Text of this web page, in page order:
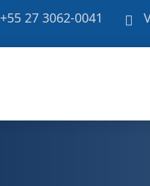
+55 27 3062-0041